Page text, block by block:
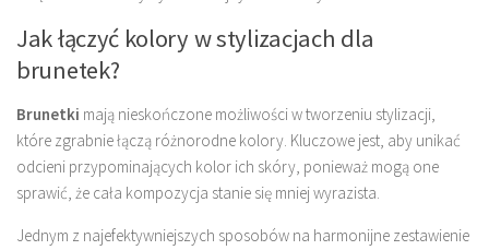
Jak łączyć kolory w stylizacjach dla
brunetek?
Brunetki mają nieskończone możliwości w tworzeniu stylizacji,
które zgrabnie łączą różnorodne kolory. Kluczowe jest, aby unikać
odcieni przypominających kolor ich skóry, ponieważ mogą one
sprawić, że cała kompozycja stanie się mniej wyrazista.
Jednym z najefektywniejszych sposobów na harmonijne zestawienie